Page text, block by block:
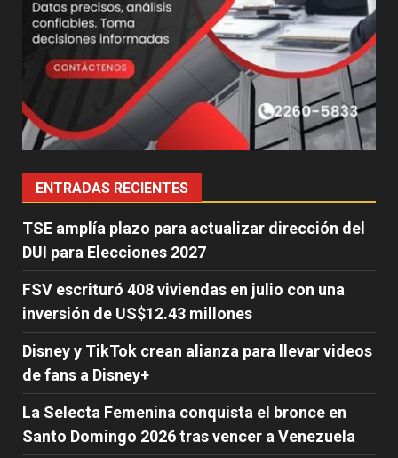
ENTRADAS RECIENTES
TSE amplía plazo para actualizar dirección del
DUI para Elecciones 2027
FSV escrituró 408 viviendas en julio con una
inversión de US$12.43 millones
Disney y TikTok crean alianza para llevar videos
de fans a Disney+
La Selecta Femenina conquista el bronce en
Santo Domingo 2026 tras vencer a Venezuela